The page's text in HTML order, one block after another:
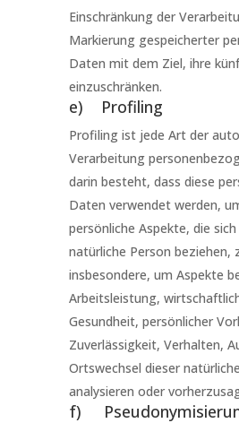
Einschränkung der
Markierung gespeicherter
Daten mit dem Ziel, ihre
einzuschränken.
e) Profiling
Profiling ist jede Art der
Verarbeitung
darin besteht, dass diese
Daten verwendet werden,
persönliche Aspekte, die
natürliche Person beziehen,
insbesondere, um Aspekte
Arbeitsleistung,
Gesundheit, persönlicher
Zuverlässigkeit, Verhalten,
Ortswechsel dieser
analysieren oder
f)